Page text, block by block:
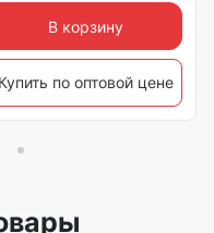
В корзину
Купить по оптовой цене